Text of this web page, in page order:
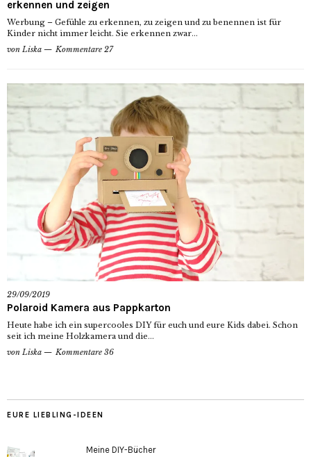
erkennen und zeigen
Werbung – Gefühle zu erkennen, zu zeigen und zu benennen ist für
Kinder nicht immer leicht. Sie erkennen zwar...
von Liska Kommentare 27
29/09/2019
Polaroid Kamera aus Pappkarton
Heute habe ich ein supercooles DIY für euch und eure Kids dabei. Schon
seit ich meine Holzkamera und die...
von Liska Kommentare 36
EURE LIEBLING-IDEEN
Meine DIY-Bücher